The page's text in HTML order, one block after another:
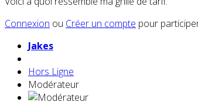
Connexion ou Créer un compte pour
Jakes
Hors Ligne
Modérateur